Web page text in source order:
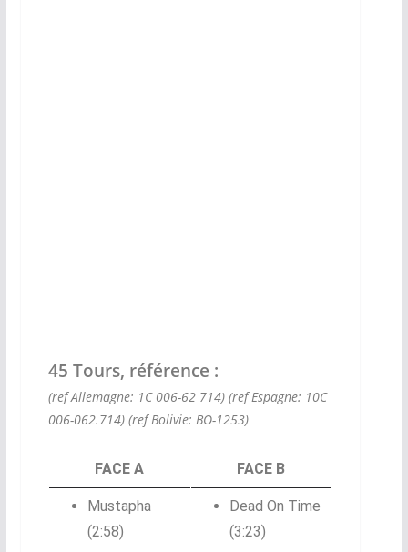
45 Tours, référence :
(ref Allemagne: 1C 006-62 714) (ref Espagne: 10C
006-062.714) (ref Bolivie: BO-1253)
FACE A FACE B
Mustapha
(2:58)
Dead On Time
(3:23)